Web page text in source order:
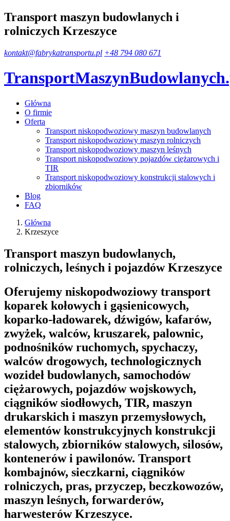
Transport maszyn budowlanych i
rolniczych Krzeszyce
kontakt@fabrykatransportu.pl +48 794 080 671
TransportMaszynBudowlanych
Główna
O firmie
Oferta
Transport niskopodwoziowy maszyn budowlanych
Transport niskopodwoziowy maszyn rolniczych
Transport niskopodwoziowy maszyn leśnych
Transport niskopodwoziowy pojazdów ciężarowych i
TIR
Transport niskopodwoziowy konstrukcji stalowych i
zbiorników
Blog
FAQ
Główna
Krzeszyce
Transport maszyn budowlanych,
rolniczych, leśnych i pojazdów Krzeszyce
Oferujemy niskopodwoziowy transport
koparek kołowych i gąsienicowych,
koparko-ładowarek, dźwigów, kafarów,
zwyżek, walców, kruszarek, palownic,
podnośników ruchomych, spychaczy,
walców drogowych, technologicznych
wozideł budowlanych, samochodów
ciężarowych, pojazdów wojskowych,
ciągników siodłowych, TIR, maszyn
drukarskich i maszyn przemysłowych,
elementów konstrukcyjnych konstrukcji
stalowych, zbiorników stalowych, silosów,
kontenerów i pawilonów. Transport
kombajnów, sieczkarni, ciągników
rolniczych, pras, przyczep, beczkowozów,
maszyn leśnych, forwarderów,
harwesterów Krzeszyce.